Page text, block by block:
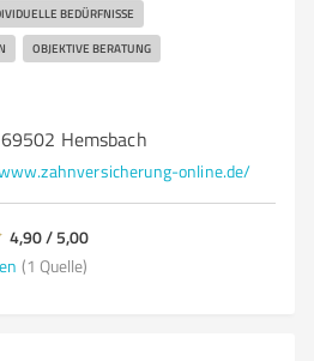
BEDÜRFNISSE
OBJEKTIVE BERATUNG
Hemsbach
online.de/
4,90 / 5,00
(1 Quelle)